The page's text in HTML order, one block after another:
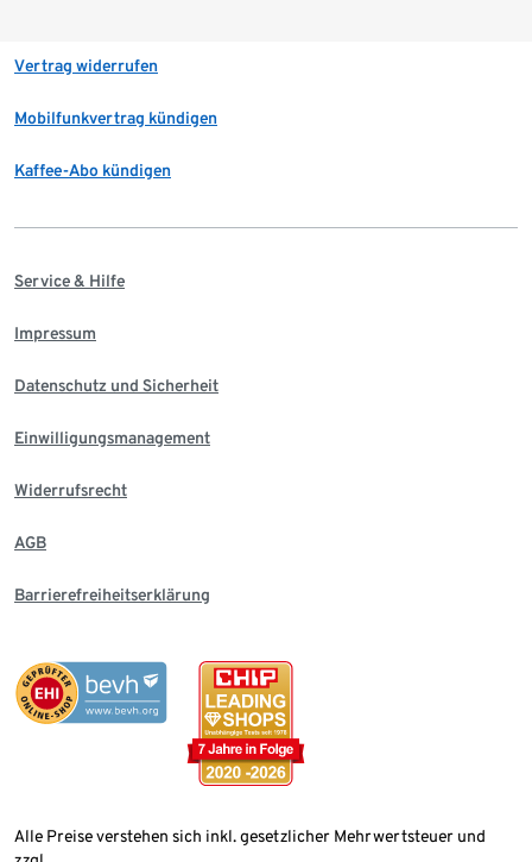
Vertrag widerrufen
Mobilfunkvertrag kündigen
Kaffee-Abo kündigen
Service & Hilfe
Impressum
Datenschutz und Sicherheit
Einwilligungsmanagement
Widerrufsrecht
AGB
Barrierefreiheitserklärung
Alle Preise verstehen sich inkl. gesetzlicher Mehrwertsteuer und